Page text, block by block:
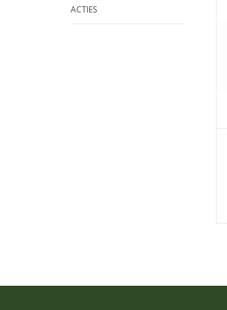
ACTIES